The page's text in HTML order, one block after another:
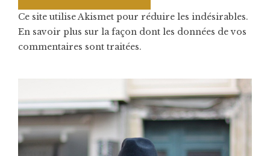
Ce site utilise Akismet pour réduire les indésirables.
En savoir plus sur la façon dont les données de vos
commentaires sont traitées.